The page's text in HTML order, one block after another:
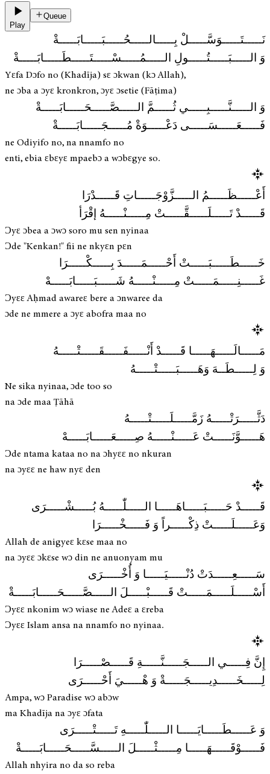
Play
Queue
نَـــــتَـــــوَسَّـــــلْ بِـــــالـــــحُـــــبَـــــابَـــــةْ
وَ الـــــبَـــــتُـــــولِ الـــــمُـــــسْـــــتَـــــطَـــــابَـــــةْ
Yɛfa Dɔfo no (Khadīja) sɛ ɔkwan (kɔ Allah),
ne ɔba a ɔyɛ kronkron, ɔyɛ ɔsetie (Fāṭima)
وَ الـــــنَّـــــبِـــــي ثُـــــمَّ الـــــصَّـــــحَـــــابَـــــةْ
فَـــــعَـــــسَـــــى دَعْـــــوَةْ مُـــــجَـــــابَـــــةْ
ne Odiyifo no, na nnamfo no
enti, ebia ɛbɛyɛ mpaebɔ a wɔbɛgye so.
أَعْـــــظَـــــمُ الـــــزَّوْجَـــــاتِ قَـــــدْرَا
قَـــــدْ تَـــــلَـــــقَّـــــتْ مِـــــنْـــــهُ إقْرَأ
Ɔyɛ ɔbea a ɔwɔ soro mu sen nyinaa
Ɔde "Kenkan!" fii ne nkyɛn pɛn
خَـــــطَـــــبَـــــتْ أَحْـــــمَـــــدَ بِـــــكْـــــرَا
غَـــــنِـــــمَـــــتْ مِـــــنْـــــهُ شَـــــبَـــــابَـــــهْ
Ɔyɛɛ Aḥmad awareɛ bere a ɔnwaree da
ɔde ne mmere a ɔyɛ abofra maa no
مَـــــالَـــــهَـــــا قَـــــدْ أَنْـــــفَـــــقَـــــتْـــــهُ
وَ لِـــــطَــهَ وَهَـــــبَـــــتْـــــهُ
Ne sika nyinaa, ɔde too so
na ɔde maa Ṭāhā
دَثَّـــــرَتْـــــهُ زَمَّـــــلَـــــتْـــــهُ
هَـــــوَّنَـــــتْ عَـــــنْـــــهُ صِـــــعَـــــابَـــــهْ
Ɔde ntama kataa no na ɔhyɛɛ no nkuran
na ɔyɛɛ ne haw nyɛ den
قَـــــدْ حَـــــبَـــــاهَـــــا الـــــلّٰـــــهُ بُـــــشْـــــرَى
وَعَـــــلَـــــتْ ذِكْـــــراً وَ فَـــــخْـــــرَا
Allah de anigyeɛ kɛse maa no
na ɔyɛɛ ɔkɛse wɔ din ne anuonyam mu
سَـــــعِـــــدَتْ دُنْـــــيَـــــا وَ أُخْـــــرَى
أَسْـــــلَـــــمَـــــتْ قَـــــبْـــــلَ الـــــصَّـــــحَـــــابَـــــةْ
Ɔyɛɛ nkonim wɔ wiase ne Adeɛ a ɛreba
Ɔyɛɛ Islam ansa na nnamfo no nyinaa.
إِنَّ فِـــــي الـــــجَـــــنَّـــــةِ قَـــــصْـــــرَا
لِـــــخَـــــدِيـــــجَـــــةْ وَ هْـــــيَ أَحْـــــرَى
Ampa, wɔ Paradise wɔ abɔw
ma Khadīja na ɔyɛ ɔfata
وَ عَـــــطَـــــايَـــــا الـــــلّٰـــــهِ تَـــــتْـــــرَى
فَـــــوْقَـــــهَـــــا مِـــــثْـــــلَ الـــــسَّـــــحَـــــابَـــــةْ
Allah nhyira no da so reba